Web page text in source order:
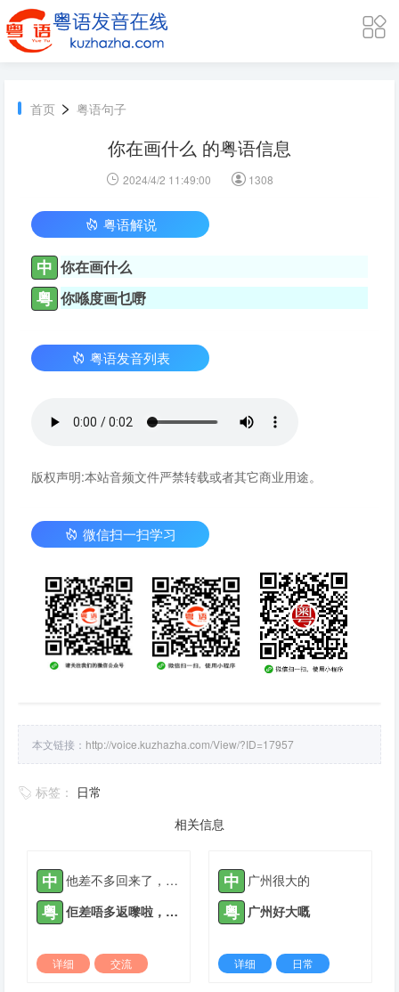
首页 > 粤语句子
你在画什么 的粤语信息
2024/4/2 11:49:00 1308
粤语解说
中 你在画什么
粤 你喺度画乜嘢
粤语发音列表
版权声明:本站音频文件严禁转载或者其它商业用途。
微信扫一扫学习
本文链接： http://voice.kuzhazha.com/View/?ID=17957
标签： 日常
相关信息
中 他差不多回来了，我们快点动手做饭吧
粤 佢差唔多返嚟啦，我哋快啲喐手煮饭啦
详细
交流
中 广州很大的
粤 广州好大嘅
详细
日常